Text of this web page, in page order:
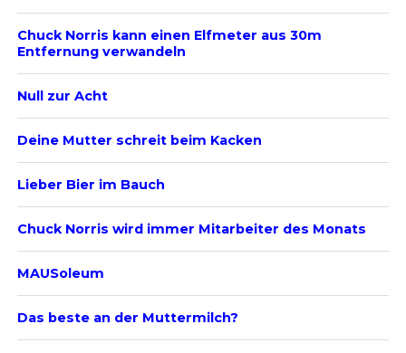
Chuck Norris kann einen Elfmeter aus 30m
Entfernung verwandeln
Null zur Acht
Deine Mutter schreit beim Kacken
Lieber Bier im Bauch
Chuck Norris wird immer Mitarbeiter des Monats
MAUSoleum
Das beste an der Muttermilch?